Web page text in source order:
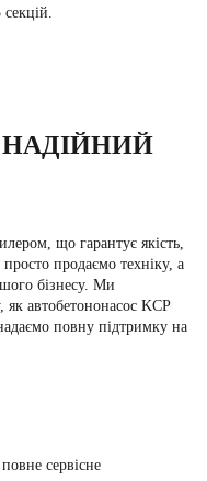
що гарантує якість,
продаємо техніку, а
бізнесу. Ми
як автобетононасос KCP
повну підтримку на
сервісне